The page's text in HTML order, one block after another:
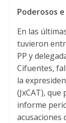
Poderosos
En las
tuvieron
PP y
Cifuentes,
la
(JxCAT),
informe
acusaciones